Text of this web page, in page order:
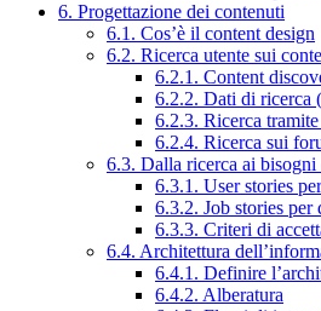
6. Progettazione dei contenuti
6.1. Cos’è il content design
6.2. Ricerca utente sui
6.2.1. Content
6.2.2. Dati di ricerca
6.2.3. Ricerca
6.2.4. Ricerca sui
6.3. Dalla ricerca ai bisogni
6.3.1. User stories
6.3.2. Job stories
6.3.3. Criteri di
6.4. Architettura
6.4.1. Definire
6.4.2. Alberatura